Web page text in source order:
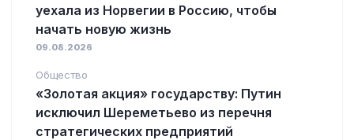
уехала из Норвегии в Россию, чтобы
начать новую жизнь
09.08.2026
Общество
«Золотая акция» государству: Путин
исключил Шереметьево из перечня
стратегических предприятий